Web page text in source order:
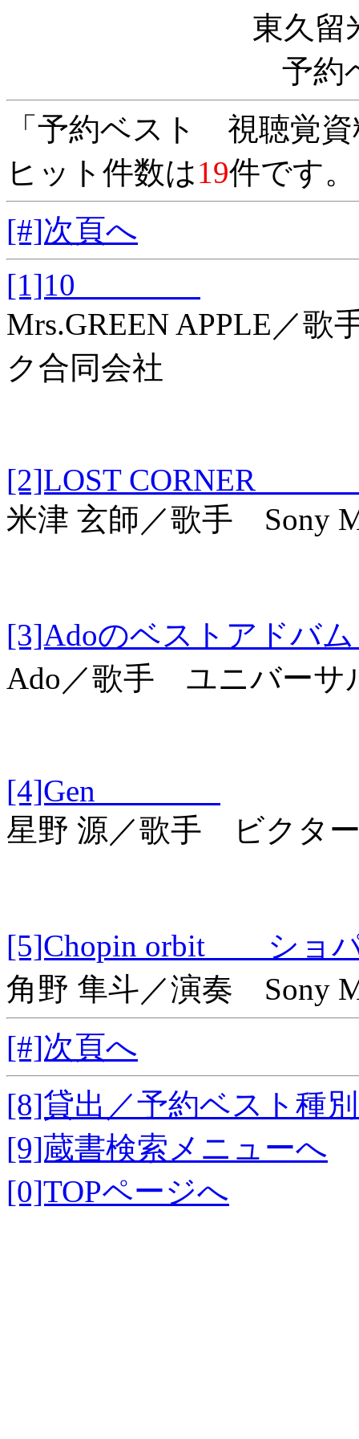
東久留
予約
「予約ベスト 視聴覚
ヒット件数は19件です
[#]次頁へ
[1]10
Mrs.GREEN APPLE／
ク合同会社
[2]LOST
米津 玄師／歌手 Sony
[3]Adoのベスト
Ado／歌手 ユニバーサ
[4]Gen
星野 源／歌手 ビクタ
[5]Chopin orbit ショ
角野 隼斗／演奏 Sony
[#]次頁へ
[8]貸出／予約ベスト種
[9]蔵書検索メニューへ
[0]TOPページへ